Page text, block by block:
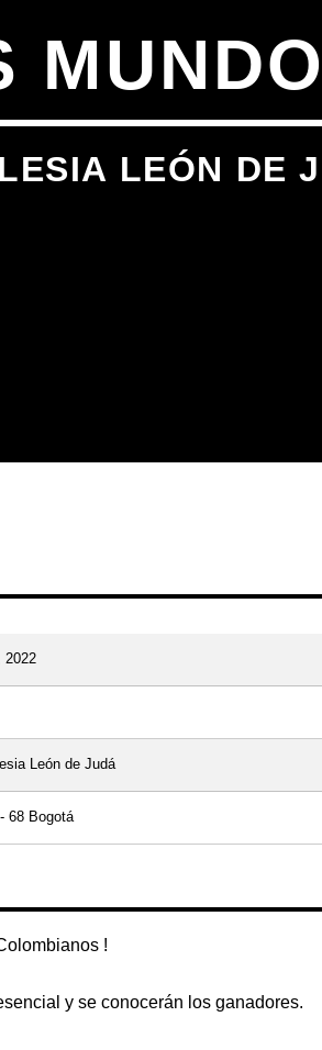
LEÓN DE
2022
León de Judá
68 Bogotá
!
y se conocerán los ganadores.